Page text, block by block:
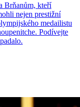
Brňanům, kteří
nejen prestižní
medailistu
Podívejte